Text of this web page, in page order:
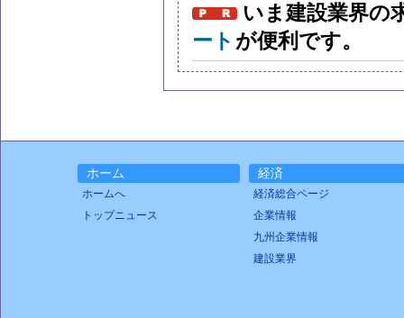
いま建設業界の
ート が便利です。
ホーム
ホームへ
トップニュース
経済
経済総合ページ
企業情報
九州企業情報
建設業界